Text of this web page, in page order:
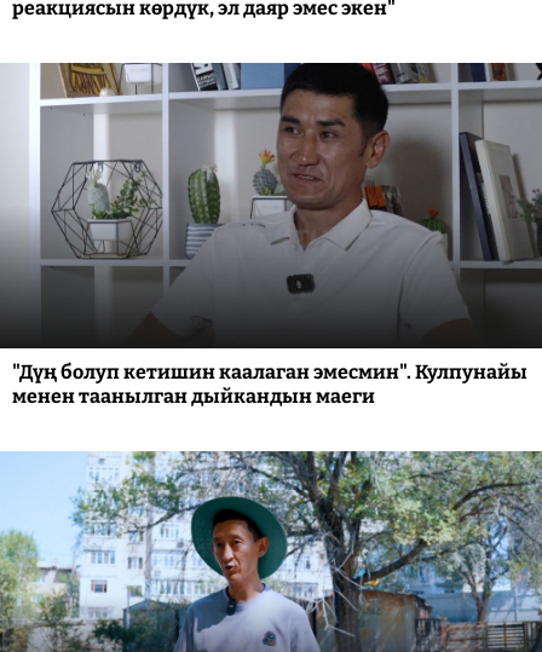
реакциясын көрдүк, эл даяр эмес экен"
"Дүң болуп кетишин каалаган эмесмин". Кулпунайы
менен таанылган дыйкандын маеги